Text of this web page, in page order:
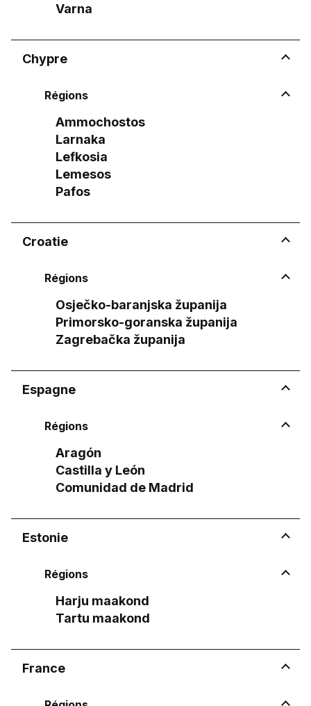
Varna
Chypre
Régions
Ammochostos
Larnaka
Lefkosia
Lemesos
Pafos
Croatie
Régions
Osječko-baranjska županija
Primorsko-goranska županija
Zagrebačka županija
Espagne
Régions
Aragón
Castilla y León
Comunidad de Madrid
Estonie
Régions
Harju maakond
Tartu maakond
France